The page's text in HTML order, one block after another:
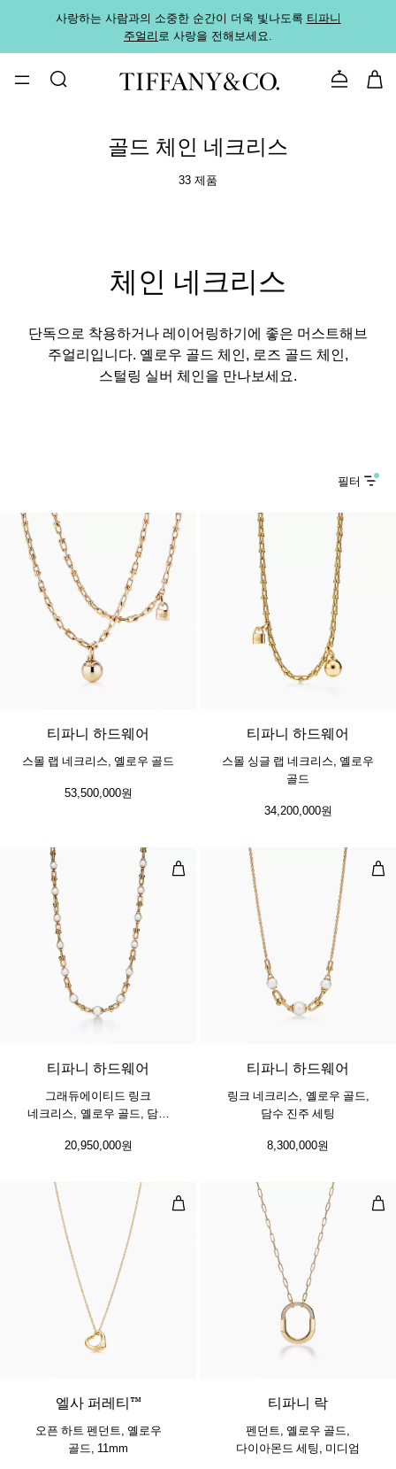
사랑하는 사람과의 소중한 순간이 더욱 빛나도록 티파니
주얼리로 사랑을 전해보세요.
문의하기
골드 체인 네크리스
33 제품
체인 네크리스
단독으로 착용하거나 레이어링하기에 좋은 머스트해브
주얼리입니다. 옐로우 골드 체인, 로즈 골드 체인,
스털링 실버 체인을 만나보세요.
필터
2 소재
티파니 하드웨어
스몰 랩 네크리스, 옐로우 골드
53,500,000원
티파니 하드웨어
스몰 싱글 랩 네크리스, 옐로우
골드
34,200,000원
그래듀에이티드 링크 네크리스, 옐
티파니 하드웨어
그래듀에이티드 링크
네크리스, 옐로우 골드, 담수
20,950,000원
링
티파니 하드웨어
링크 네크리스, 옐로우 골드,
담수 진주 세팅
8,300,000원
오픈 하트 펜던트, 옐로우 골드,
2 소재
엘사 퍼레티™
오픈 하트 펜던트, 옐로우
골드, 11mm
펜
티파니 락
펜던트, 옐로우 골드,
다이아몬드 세팅, 미디엄